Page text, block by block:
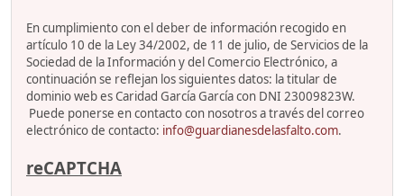
En cumplimiento con el deber de información recogido en
artículo 10 de la Ley 34/2002, de 11 de julio, de Servicios de la
Sociedad de la Información y del Comercio Electrónico, a
continuación se reflejan los siguientes datos: la titular de
dominio web es Caridad García García con DNI 23009823W.
Puede ponerse en contacto con nosotros a través del correo
electrónico de contacto: info@guardianesdelasfalto.com.
reCAPTCHA